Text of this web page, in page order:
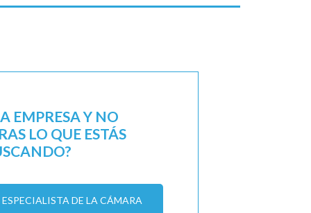
EMPRESA Y NO
LO QUE ESTÁS
DE LA CÁMARA